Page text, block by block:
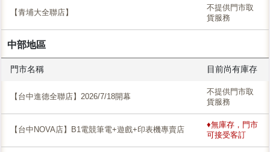
【青埔大全聯店】
不提供門市取
貨服務
中部地區
門市名稱 目前尚有庫存
【台中進德全聯店】2026/7/18開幕
不提供門市取
貨服務
【台中NOVA店】B1電競筆電+遊戲+印表機專賣店
♦無庫存，門市
可接受客訂